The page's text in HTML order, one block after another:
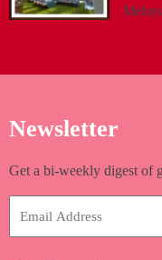
Newsletter
Get a bi-weekly digest of